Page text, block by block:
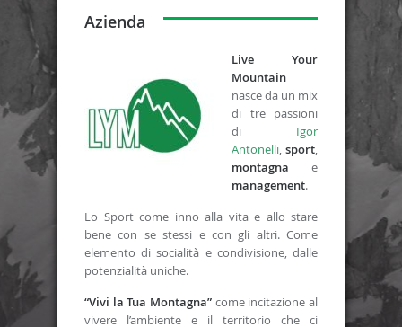
Azienda
Live Your
Mountain
nasce da un mix
di tre passioni
di Igor
Antonelli, sport,
montagna e
management.
Lo Sport come inno alla vita e allo stare
bene con se stessi e con gli altri. Come
elemento di socialità e condivisione, dalle
potenzialità uniche.
“Vivi la Tua Montagna” come incitazione al
vivere l’ambiente e il territorio che ci